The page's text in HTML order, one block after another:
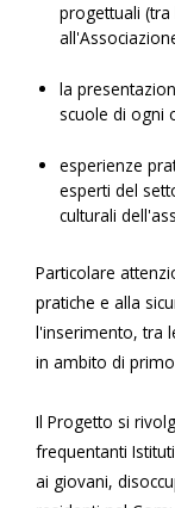
progettuali
la
scuole di ogni
esperienze
esperti del
culturali
Particolare
pratiche e alla
l'inserimento, tra
in ambito di
Il Progetto si
frequentanti
ai giovani,